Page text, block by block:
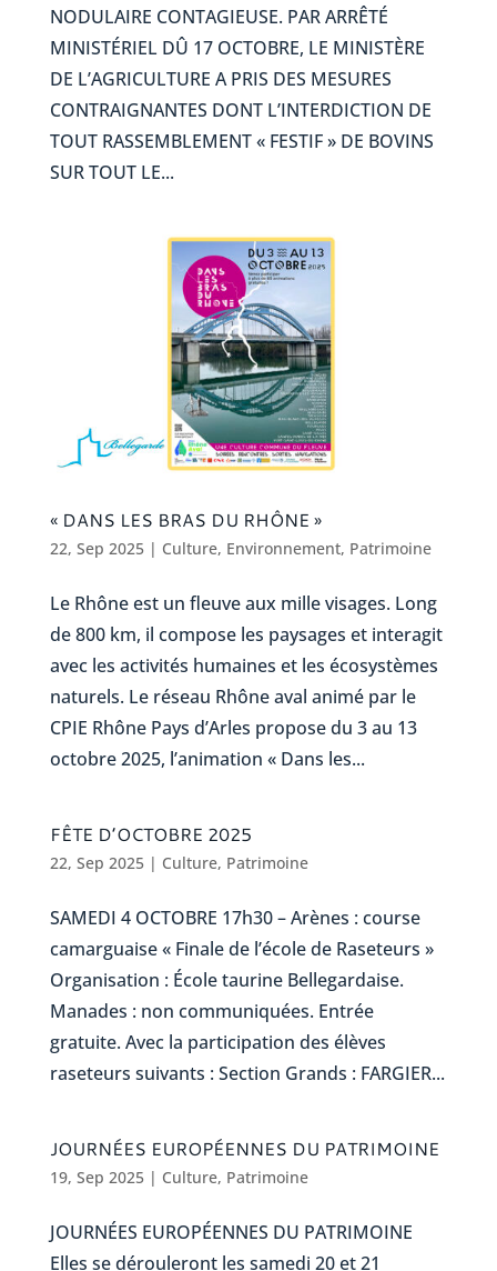
NODULAIRE CONTAGIEUSE. PAR ARRÊTÉ
MINISTÉRIEL DÛ 17 OCTOBRE, LE MINISTÈRE
DE L’AGRICULTURE A PRIS DES MESURES
CONTRAIGNANTES DONT L’INTERDICTION DE
TOUT RASSEMBLEMENT « FESTIF » DE BOVINS
SUR TOUT LE...
« DANS LES BRAS DU RHÔNE »
22, Sep 2025| Culture, Environnement, Patrimoine
Le Rhône est un fleuve aux mille visages. Long
de 800 km, il compose les paysages et interagit
avec les activités humaines et les écosystèmes
naturels. Le réseau Rhône aval animé par le
CPIE Rhône Pays d’Arles propose du 3 au 13
octobre 2025, l’animation « Dans les...
FÊTE D’OCTOBRE 2025
22, Sep 2025| Culture, Patrimoine
SAMEDI 4 OCTOBRE 17h30 – Arènes : course
camarguaise « Finale de l’école de Raseteurs »
Organisation : École taurine Bellegardaise.
Manades : non communiquées. Entrée
gratuite. Avec la participation des élèves
raseteurs suivants : Section Grands : FARGIER...
JOURNÉES EUROPÉENNES DU PATRIMOINE
19, Sep 2025| Culture, Patrimoine
JOURNÉES EUROPÉENNES DU PATRIMOINE
Elles se dérouleront les samedi 20 et 21